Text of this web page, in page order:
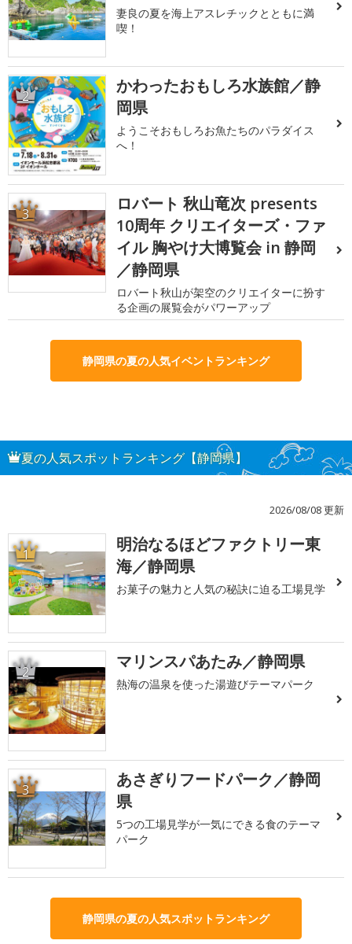
妻良の夏を海上アスレチックとともに満
喫！
2
かわったおもしろ水族館／静
岡県
ようこそおもしろお魚たちのパラダイス
へ！
3
ロバート 秋山竜次 presents
10周年 クリエイターズ・ファ
イル 胸やけ大博覧会 in 静岡
／静岡県
ロバート秋山が架空のクリエイターに扮す
る企画の展覧会がパワーアップ
静岡県の夏の人気イベントランキング
夏の人気スポットランキング【静岡県】
2026/08/08 更新
1
明治なるほどファクトリー東
海／静岡県
お菓子の魅力と人気の秘訣に迫る工場見学
2 マリンスパあたみ／静岡県
熱海の温泉を使った湯遊びテーマパーク
3
あさぎりフードパーク／静岡
県
5つの工場見学が一気にできる食のテーマ
パーク
静岡県の夏の人気スポットランキング